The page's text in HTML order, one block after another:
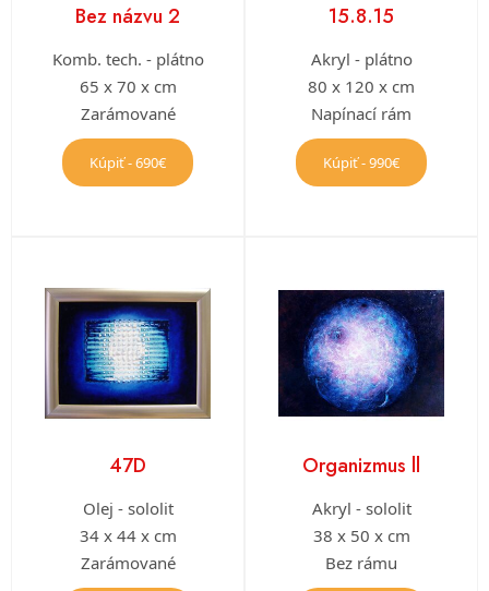
Bez názvu 2
Komb. tech. - plátno
65 x 70 x cm
Zarámované
Kúpiť - 690€
15.8.15
Akryl - plátno
80 x 120 x cm
Napínací rám
Kúpiť - 990€
47D
Olej - sololit
34 x 44 x cm
Zarámované
Organizmus ll
Akryl - sololit
38 x 50 x cm
Bez rámu